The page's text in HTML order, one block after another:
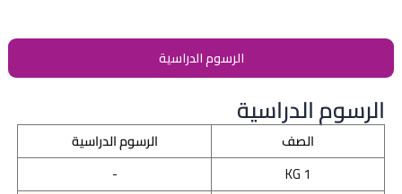
الرسوم الدراسية
الرسوم الدراسية
الصف
الرسوم الدراسية
KG 1
-